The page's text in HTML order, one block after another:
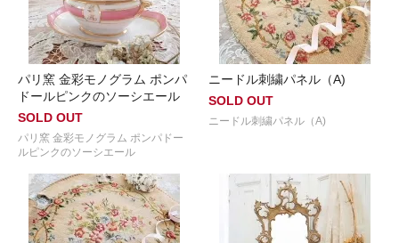
パリ窯 金彩モノグラム ポンパ
ドールピンクのソーシエール
SOLD OUT
パリ窯 金彩モノグラム ポンパドー
ルピンクのソーシエール
ニードル刺繍パネル（A)
SOLD OUT
ニードル刺繍パネル（A)